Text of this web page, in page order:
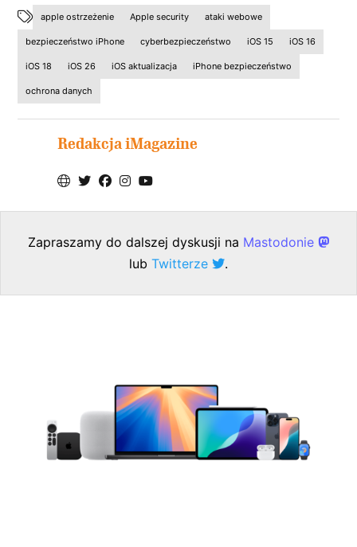
apple ostrzeżenie Apple security ataki webowe
bezpieczeństwo iPhone cyberbezpieczeństwo iOS 15 iOS 16
iOS 18 iOS 26 iOS aktualizacja iPhone bezpieczeństwo
ochrona danych
Redakcja iMagazine
Zapraszamy do dalszej dyskusji na Mastodonie
lub Twitterze .